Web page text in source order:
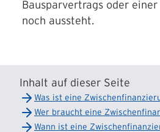
Bausparvertrags oder
noch aussteht.
Inhalt auf dieser Seite
Was ist eine
Wer braucht eine
Wann ist eine